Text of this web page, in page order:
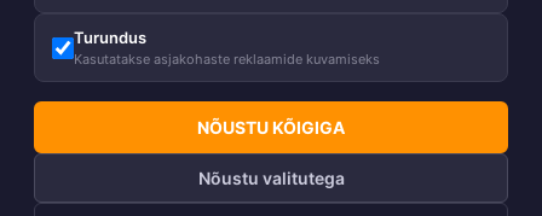
Turundus
Kasutatakse asjakohaste reklaamide kuvamiseks
NÕUSTU KÕIGIGA
Nõustu valitutega